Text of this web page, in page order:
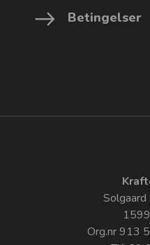
Betingelser
Org.nr 913